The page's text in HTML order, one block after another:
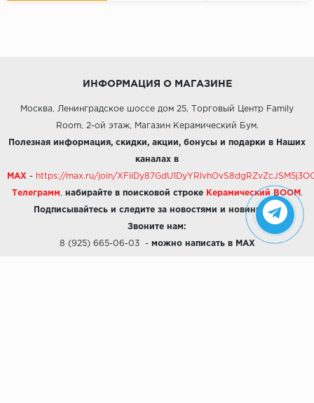
ИНФОРМАЦИЯ О МАГАЗИНЕ
Москва, Ленинградское шоссе дом 25, Торговый Центр Family
Room, 2-ой этаж, Магазин Керамический Бум.
Полезная информация, скидки, акции, бонусы и подарки в Наших
каналах в
MAX - https://max.ru/join/
Телеграмм набирайте в поисковой строке Керамический BOOM .
Подписывайтесь и следите за новостями и новинками!
Звоните нам:
8 (925) 665-06-03- можно написать в MAX